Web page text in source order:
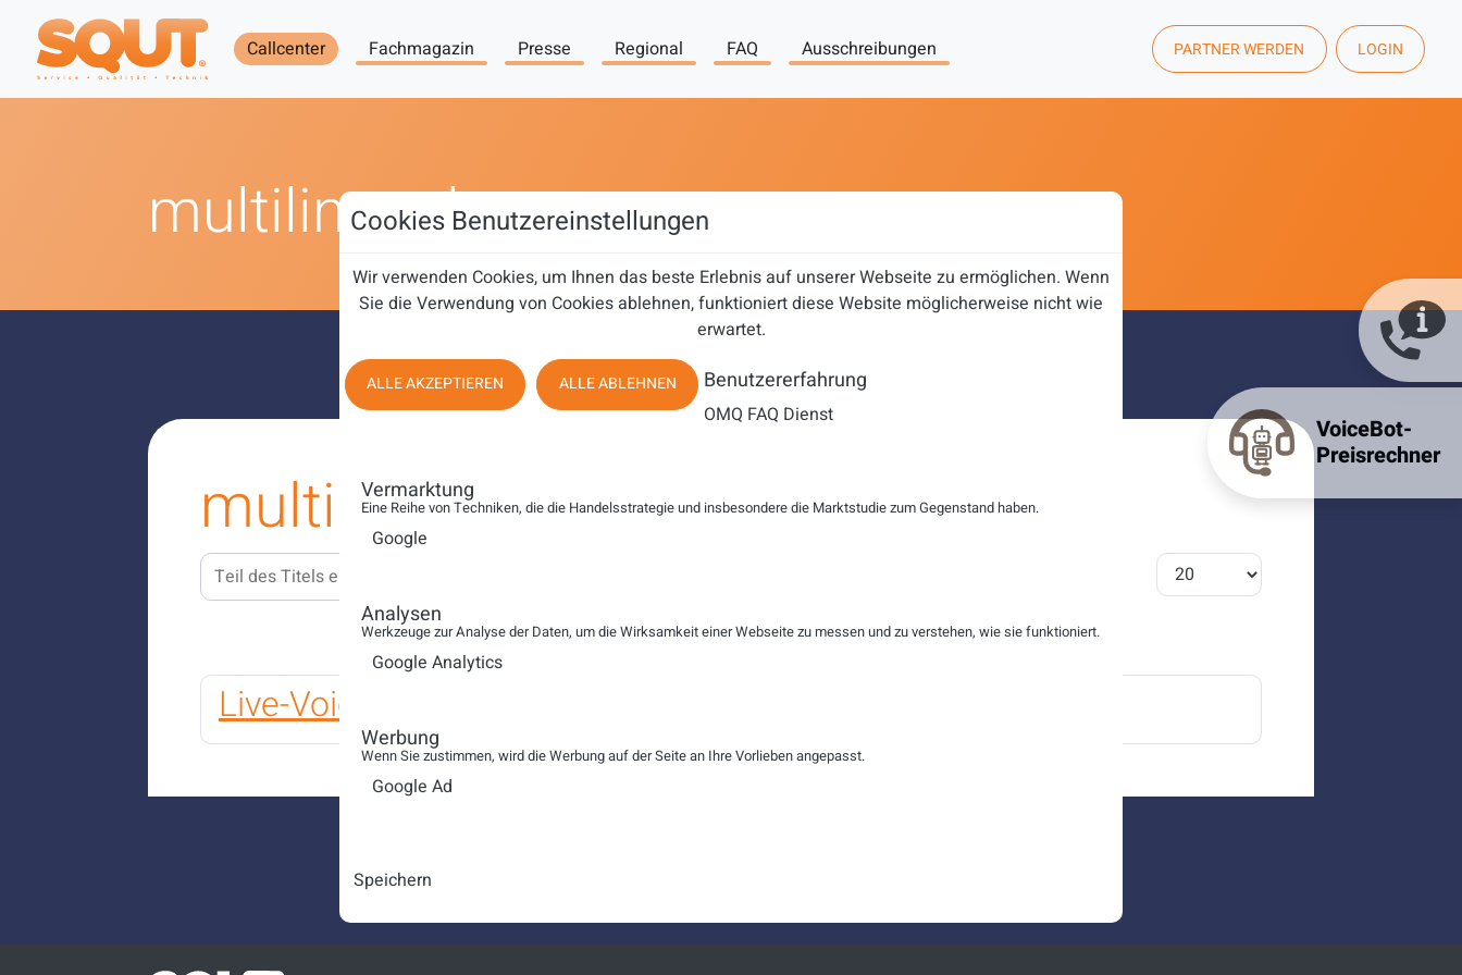
Callcenter Fachmagazin Presse Regional FAQ Ausschreibungen PARTNER WERDEN LOGIN
multilingual
multilingual
Teil des Titels eingeben Anzeige #
Live-Voice-Translation verändert die Callcenter-Branche
VoiceBot-
Preisrechner
Cookies Benutzereinstellungen
Wir verwenden Cookies, um Ihnen das beste Erlebnis auf unserer Webseite zu ermöglichen. Wenn
Sie die Verwendung von Cookies ablehnen, funktioniert diese Website möglicherweise nicht wie
erwartet.
ALLE AKZEPTIEREN ALLE ABLEHNEN Benutzererfahrung
OMQ FAQ Dienst
Vermarktung
Eine Reihe von Techniken, die die Handelsstrategie und insbesondere die Marktstudie zum Gegenstand haben.
Google
Analysen
Werkzeuge zur Analyse der Daten, um die Wirksamkeit einer Webseite zu messen und zu verstehen, wie sie funktioniert.
Google Analytics
Werbung
Wenn Sie zustimmen, wird die Werbung auf der Seite an Ihre Vorlieben angepasst.
Google Ad
Speichern